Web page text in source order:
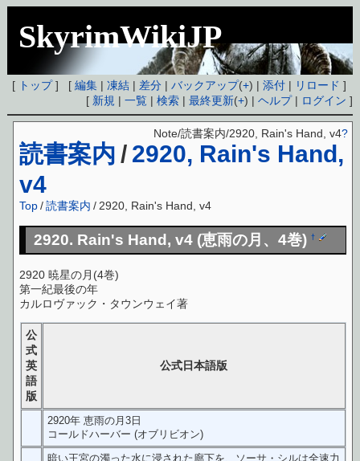
SkyrimWikiJP
[ トップ] [編集 |凍結 | 差分 |バックアップ(+) |添付 | リロード ]
[ 新規 |一覧 |検索 |最終更新(+) |ヘルプ| ログイン ]
読書案内 / 2920, Rain's Hand,
v4
Note/読書案内/2920, Rain's Hand, v4?
Top /読書案内 / 2920, Rain's Hand, v4
2920. Rain's Hand, v4 (恵雨の月、4巻)†
2920 暁星の月(4巻)
第一紀最後の年
カルロヴァック・タウンウェイ著
公
式
英
語
版
公式日本語版
2920年 恵雨の月3日
コールドハーバー (オブリビオン)
暗い王宮の濁った水に浸された廊下を、ソーサ・シルは全速力